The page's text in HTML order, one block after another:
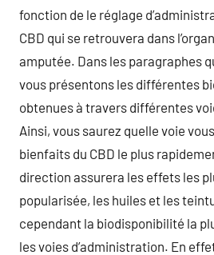
fonction de le réglage
CBD qui se retrouvera dans
amputée. Dans les paragraphes
vous présentons les différentes
obtenues à travers différentes
Ainsi, vous saurez quelle voie
bienfaits du CBD le plus
direction assurera les effets les
popularisée, les huiles et les
cependant la biodisponibilité la
les voies d’administration. En